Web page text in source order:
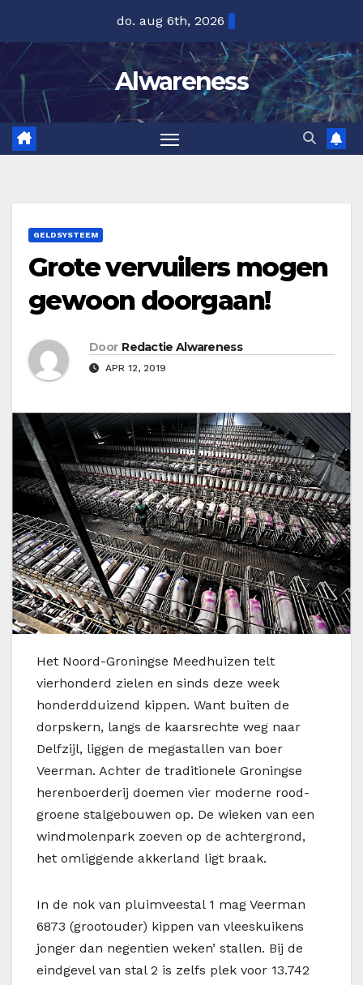
inhoud
do. aug 6th, 2026
Alwareness
GELDSYSTEEM
Grote vervuilers mogen
gewoon doorgaan!
Door Redactie Alwareness
APR 12, 2019
Het Noord-Groningse Meedhuizen telt
vierhonderd zielen en sinds deze week
honderdduizend kippen. Want buiten de
dorpskern, langs de kaarsrechte weg naar
Delfzijl, liggen de megastallen van boer
Veerman. Achter de traditionele Groningse
herenboerderij doemen vier moderne rood-
groene stalgebouwen op. De wieken van een
windmolenpark zoeven op de achtergrond,
het omliggende akkerland ligt braak.
In de nok van pluimveestal 1 mag Veerman
6873 (grootouder) kippen van vleeskuikens
jonger dan negentien weken’ stallen. Bij de
eindgevel van stal 2 is zelfs plek voor 13.742